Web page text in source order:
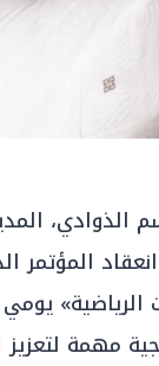
المؤتمر
مهمة